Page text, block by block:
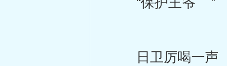
日卫厉喝一声